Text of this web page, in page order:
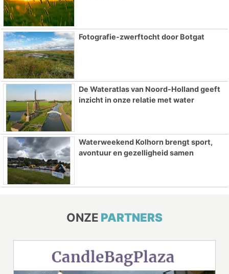
Fotografie-zwerftocht door Botgat
De Wateratlas van Noord-Holland geeft
inzicht in onze relatie met water
Waterweekend Kolhorn brengt sport,
avontuur en gezelligheid samen
ONZE PARTNERS